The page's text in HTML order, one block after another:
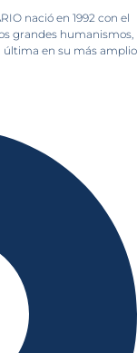
nació en 1992 con el
grandes humanismos,
última en su más amplio